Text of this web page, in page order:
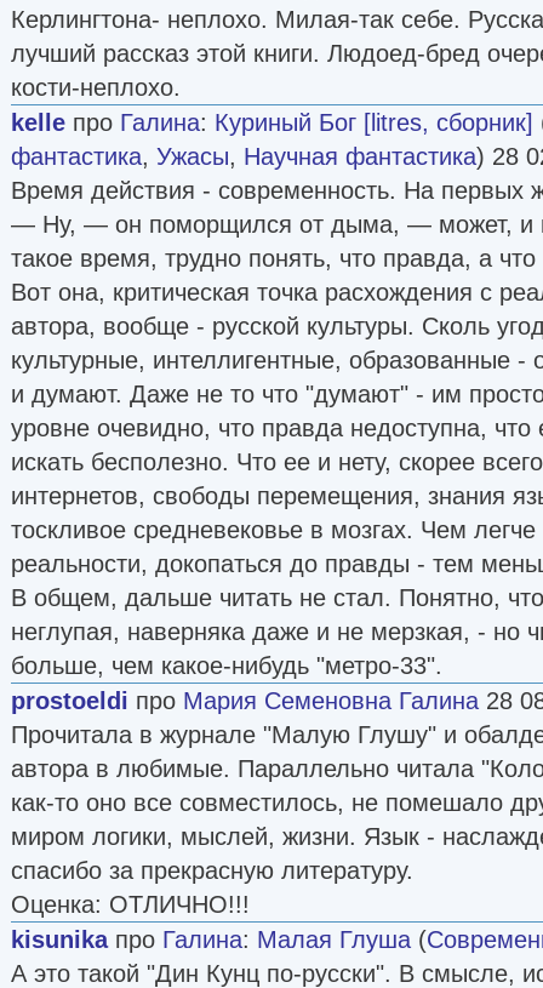
Керлингтона- неплохо. Милая-так себе.
лучший рассказ этой книги. Людоед-бред
кости-неплохо.
kelle про Галина: Куриный Бог [litres, сборник]
фантастика, Ужасы, Научная фантастика) 28
Время действия - современность. На первых
— Ну, — он поморщился от дыма, — может, и
такое время, трудно понять, что правда, а
Вот она, критическая точка расхождения с
автора, вообще - русской культуры. Сколь
культурные, интеллигентные, образованные -
и думают. Даже не то что "думают" - им
уровне очевидно, что правда недоступна, что
искать бесполезно. Что ее и нету, скорее
интернетов, свободы перемещения, знания
тоскливое средневековье в мозгах. Чем легче
реальности, докопаться до правды - тем
В общем, дальше читать не стал. Понятно,
неглупая, наверняка даже и не мерзкая, - но
больше, чем какое-нибудь "метро-33".
prostoeldi про Мария Семеновна Галина 28
Прочитала в журнале "Малую Глушу" и
автора в любимые. Параллельно читала
как-то оно все совместилось, не помешало
миром логики, мыслей, жизни. Язык -
спасибо за прекрасную литературу.
Оценка: ОТЛИЧНО!!!
kisunikaпро Галина: Малая Глуша (
А это такой "Дин Кунц по-русски". В смысле,